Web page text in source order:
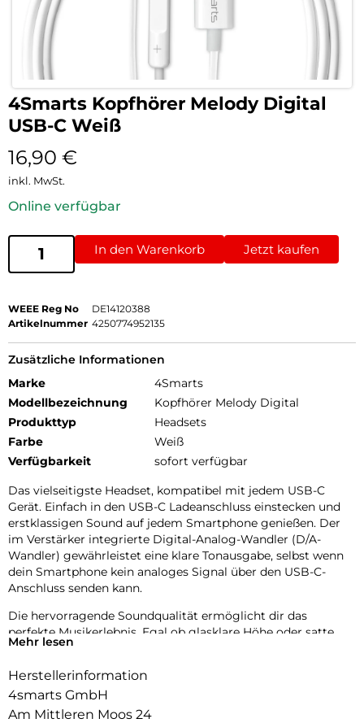
4Smarts Kopfhörer Melody Digital
USB-C Weiß
16,90 €
inkl. MwSt.
Online verfügbar
In den Warenkorb Jetzt kaufen
WEEE Reg No
DE14120388
Artikelnummer 4250774952135
Zusätzliche Informationen
Marke
4Smarts
Modellbezeichnung
Kopfhörer Melody Digital
Produkttyp
Headsets
Farbe
Weiß
Verfügbarkeit
sofort verfügbar
Das vielseitigste Headset, kompatibel mit jedem USB-C
Gerät. Einfach in den USB-C Ladeanschluss einstecken und
erstklassigen Sound auf jedem Smartphone genießen. Der
im Verstärker integrierte Digital-Analog-Wandler (D/A-
Wandler) gewährleistet eine klare Tonausgabe, selbst wenn
dein Smartphone kein analoges Signal über den USB-C-
Anschluss senden kann.
Die hervorragende Soundqualität ermöglicht dir das
perfekte Musikerlebnis. Egal ob glasklare Höhe oder satte
Bässe. Ideal für jede Art von Musik und Genre.
Ergonomisch geformten Ohrpassstücke aus weichem ABS-
Kunststoff bieten perfekten Sitz und bleiben sicher an ihrem
Platz, auch wenn du aktiv bist.
Mehr lesen
Herstellerinformation
4smarts GmbH
Am Mittleren Moos 24